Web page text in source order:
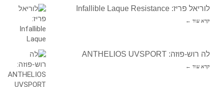
לוריאל פריז: Infallible Laque Resistance
קרא עוד ←
לה רוש-פוזה: ANTHELIOS UVSPORT
קרא עוד ←